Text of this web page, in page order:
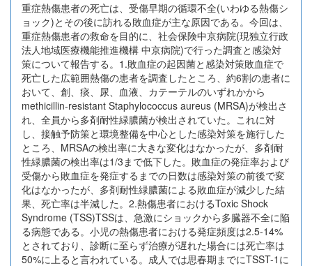
重症熱傷患者の死亡は、受傷早期の循環不全(いわゆる熱傷シ
ョック)とその後に訪れる敗血症が主な原因である。今回は、
重症熱傷患者の救命を目的に、社会保険中京病院(現独立行政
法人地域医療機能推進機構 中京病院)で行った調査と感染対
策について報告する。1.敗血症の起因菌と感染対策敗血症で
死亡した広範囲熱傷の患者を調査したところ、約6割の患者に
おいて、創、痰、尿、血液、カテーテルのいずれかから
methicillin-resistant Staphylococcus aureus (MRSA)が検出さ
れ、全員から多剤耐性緑膿菌が検出されていた。これに対
し、接触予防策と環境整備を中心とした感染対策を施行した
ところ、MRSAの検出率に大きな変化はなかったが、多剤耐
性緑膿菌の検出率は1/3まで低下した。敗血症の発症率および
受傷から敗血症を発症するまでの日数は感染対策の前後で変
化はなかったが、多剤耐性緑膿菌による敗血症が減少した結
果、死亡率は半減した。2.熱傷患者におけるToxic Shock
Syndrome (TSS)TSSは、急激にショックから多臓器不全に陥
る病態である。小児の熱傷患者における発症頻度は2.5-14%
とされており、診断に至らず治療が遅れた場合には死亡率は
50%に上ると言われている。成人では思春期までにTSST-1に